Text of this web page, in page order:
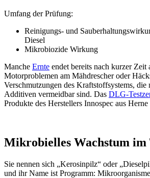
Umfang der Prüfung:
Reinigungs- und
Diesel
Mikrobiozide Wirkung
Manche Ernte endet bereits nach kurzer Zeit
Motorproblemen am Mähdrescher oder
Verschmutzungen des Kraftstoffsystems, die
Additiven vermeidbar sind. Das DLG-
Produkte des Herstellers Innospec aus
Mikrobielles Wachstum im
Sie nennen sich „Kerosinpilz“ oder
und ihr Name ist Programm: